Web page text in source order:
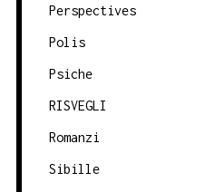
Perspectives
Polis
Psiche
RISVEGLI
Romanzi
Sibille